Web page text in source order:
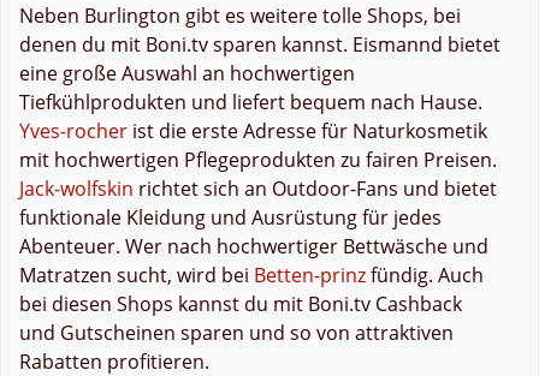
Neben Burlington gibt es weitere tolle Shops, bei
denen du mit Boni.tv sparen kannst. Eismannd bietet
eine große Auswahl an hochwertigen
Tiefkühlprodukten und liefert bequem nach Hause.
Yves-rocher ist die erste Adresse für Naturkosmetik
mit hochwertigen Pflegeprodukten zu fairen Preisen.
Jack-wolfskin richtet sich an Outdoor-Fans und bietet
funktionale Kleidung und Ausrüstung für jedes
Abenteuer. Wer nach hochwertiger Bettwäsche und
Matratzen sucht, wird bei Betten-prinzfündig. Auch
bei diesen Shops kannst du mit Boni.tv Cashback
und Gutscheinen sparen und so von attraktiven
Rabatten profitieren.